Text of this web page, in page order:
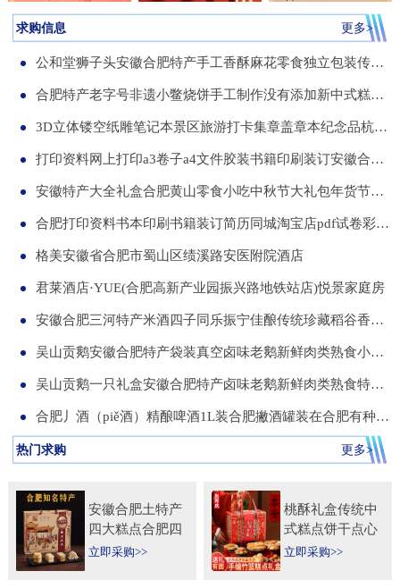
求购信息 更多>
公和堂狮子头安徽合肥特产手工香酥麻花零食独立包装传统老式糕点
合肥特产老字号非遗小鳖烧饼手工制作没有添加新中式糕点伴手礼
3D立体镂空纸雕笔记本景区旅游打卡集章盖章本纪念品杭州合肥昆明武汉城市文创本可定制集章册景点北京logo
打印资料网上打印a3卷子a4文件胶装书籍印刷装订安徽合肥同城服务
安徽特产大全礼盒合肥黄山零食小吃中秋节大礼包年货节送伴手礼品
合肥打印资料书本印刷书籍装订简历同城淘宝店pdf试卷彩色a34讲义
格美安徽省合肥市蜀山区绩溪路安医附院酒店
君莱酒店·YUE(合肥高新产业园振兴路地铁站店)悦景家庭房
安徽合肥三河特产米酒四子同乐振宁佳酿传统珍藏稻谷香一箱两瓶
吴山贡鹅安徽合肥特产袋装真空卤味老鹅新鲜肉类熟食小吃包河发货
吴山贡鹅一只礼盒安徽合肥特产卤味老鹅新鲜肉类熟食特色小吃包邮
合肥丿酒（piě酒）精酿啤酒1L装合肥撇酒罐装在合肥有种局叫丿酒
热门求购 更多>
安徽合肥土特产
四大糕点合肥四
大名点礼盒零食
立即采购>>
桃酥礼盒传统中
式糕点饼干点心
特产食品伴手礼
立即采购>>